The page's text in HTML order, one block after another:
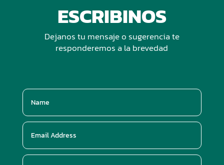
ESCRIBINOS
Dejanos tu mensaje o sugerencia te
responderemos a la brevedad